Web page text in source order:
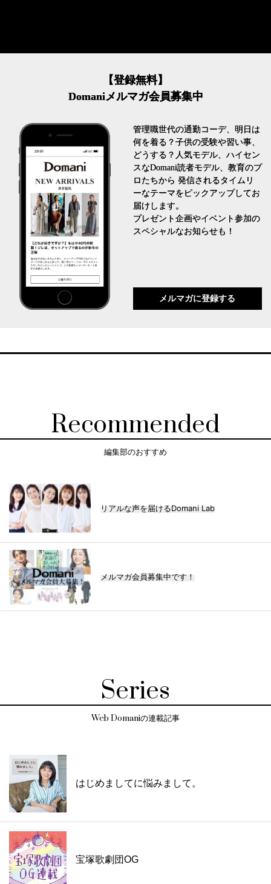
【登録無料】
Domaniメルマガ会員募集中
管理職世代の通勤コーデ、明日は
何を着る？子供の受験や習い事、
どうする？人気モデル、ハイセン
スなDomani読者モデル、教育のプ
ロたちから 発信されるタイムリ
ーなテーマをピックアップしてお
届けします。
プレゼント企画やイベント参加の
スペシャルなお知らせも！
メルマガに登録する
Recommended
編集部のおすすめ
リアルな声を届けるDomani Lab
メルマガ会員募集中です！
Series
Web Domaniの連載記事
はじめましてに悩みまして。
宝塚歌劇団OG